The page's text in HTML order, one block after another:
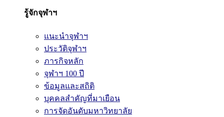
รู้จักจุฬาฯ
แนะนำจุฬาฯ
ประวัติจุฬาฯ
ภารกิจหลัก
จุฬาฯ 100 ปี
ข้อมูลและสถิติ
บุคคลสำคัญที่มาเยือน
การจัดอันดับมหาวิทยาลัย